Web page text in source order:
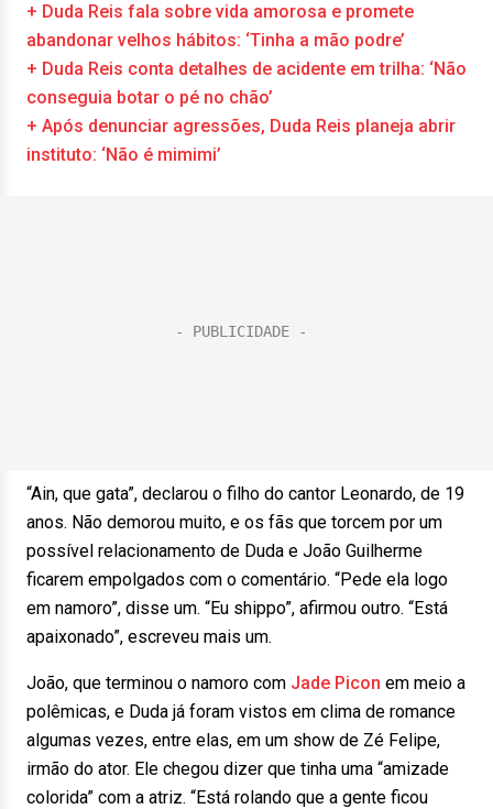
+ Duda Reis fala sobre vida amorosa e promete
abandonar velhos hábitos: ‘Tinha a mão podre’
+ Duda Reis conta detalhes de acidente em trilha: ‘Não
conseguia botar o pé no chão’
+ Após denunciar agressões, Duda Reis planeja abrir
instituto: ‘Não é mimimi’
“Ain, que gata”, declarou o filho do cantor Leonardo, de 19
anos. Não demorou muito, e os fãs que torcem por um
possível relacionamento de Duda e João Guilherme
ficarem empolgados com o comentário. “Pede ela logo
em namoro”, disse um. “Eu shippo”, afirmou outro. “Está
apaixonado”, escreveu mais um.
João, que terminou o namoro com Jade Picon em meio a
polêmicas, e Duda já foram vistos em clima de romance
algumas vezes, entre elas, em um show de Zé Felipe,
irmão do ator. Ele chegou dizer que tinha uma “amizade
colorida” com a atriz. “Está rolando que a gente ficou